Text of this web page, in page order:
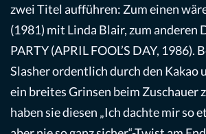
zwei Titel aufführen: Zum einen
(1981) mit Linda Blair, zum anderen
PARTY (APRIL FOOL’S DAY, 1986).
Slasher ordentlich durch den Kakao
ein breites Grinsen beim Zuschauer
haben sie diesen „Ich dachte mir so